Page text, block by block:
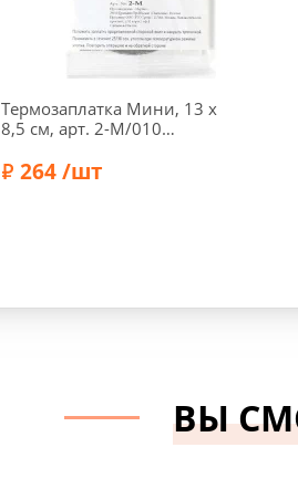
Термозаплатка Мини, 13 х
8,5 см, арт. 2-М/010
264 /шт
ВЫ